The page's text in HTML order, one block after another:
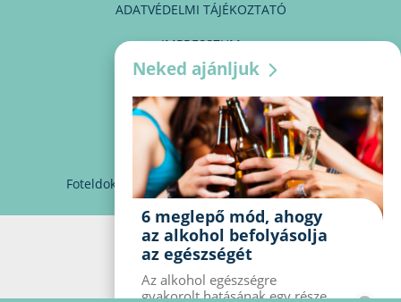
ADATVÉDELMI TÁJÉKOZTATÓ
IMPRESSZUM
MÉDIAAJÁNLAT
PARTNEREINK
KAPCSOLAT
Foteldoki info@foteldoki.hu Süti beállítások
Neked ajánljuk
6 meglepő mód, ahogy
az alkohol befolyásolja
az egészségét
Az alkohol egészségre
gyakorolt ​​hatásának egy része